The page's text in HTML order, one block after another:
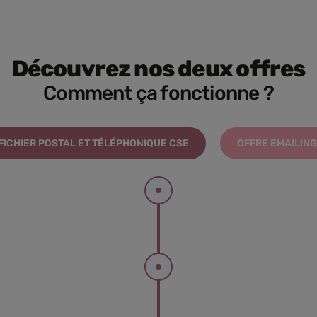
Découvrez nos deux offres
Comment ça fonctionne ?
POSTAL ET TÉLÉPHONIQUE CSE OFFRE